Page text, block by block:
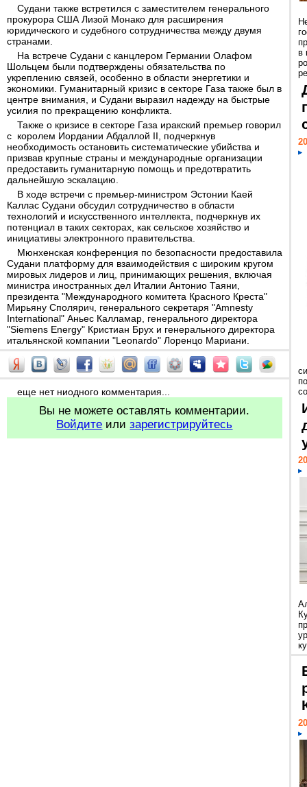
Судани также встретился с заместителем генерального
прокурора США Лизой Монако для расширения
юридического и судебного сотрудничества между двумя
странами.
На встрече Судани с канцлером Германии Олафом
Шольцем были подтверждены обязательства по
укреплению связей, особенно в области энергетики и
экономики. Гуманитарный кризис в секторе Газа также был в
центре внимания, и Судани выразил надежду на быстрые
усилия по прекращению конфликта.
Также о кризисе в секторе Газа иракский премьер говорил
с королем Иордании Абдаллой II, подчеркнув
необходимость остановить систематические убийства и
призвав крупные страны и международные организации
предоставить гуманитарную помощь и предотвратить
дальнейшую эскалацию.
В ходе встречи с премьер-министром Эстонии Каей
Каллас Судани обсудил сотрудничество в области
технологий и искусственного интеллекта, подчеркнув их
потенциал в таких секторах, как сельское хозяйство и
инициативы электронного правительства.
Мюнхенская конференция по безопасности предоставила
Судани платформу для взаимодействия с широким кругом
мировых лидеров и лиц, принимающих решения, включая
министра иностранных дел Италии Антонио Таяни,
президента "Международного комитета Красного Креста"
Мирьяну Сполярич, генерального секретаря "Amnesty
International" Аньес Калламар, генерального директора
"Siemens Energy" Кристиан Брух и генерального директора
итальянской компании "Leonardo" Лоренцо Мариани.
еще нет ниодного комментария...
Вы не можете оставлять комментарии.
Войдите илизарегистрируйтесь
в